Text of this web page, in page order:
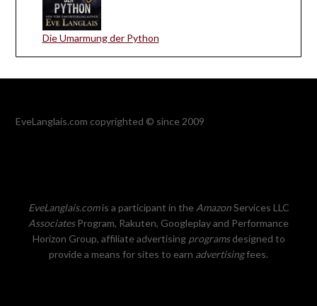
Die Umarmung der Python
EveLanglais.com copyrighted © since 2009
EveLanglais.comis a participant in the AmazonServices LLC
AssociatesProgram, Rakuten, Googleplay and Performance
Horizon Group, affiliate advertising programsdesigned to
provide a means for sites to earn advertisingfees.